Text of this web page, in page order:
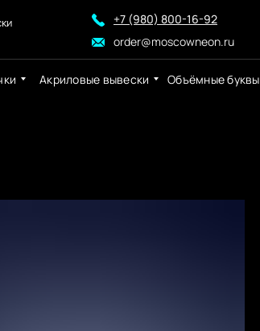
Акриловые вывески Объёмные буквы
+7 (980) 800-16-92
order@moscowneon.ru